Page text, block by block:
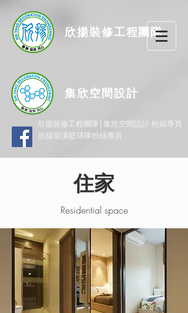
欣揚裝修工程團隊
集欣空間設計
欣揚裝修工程團隊│集欣空間設計 粉絲專頁
欣揚裝潢籃球隊粉絲專頁
住家
Residential space